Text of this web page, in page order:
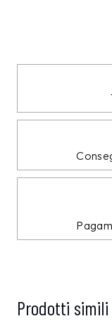
Prodotti simili